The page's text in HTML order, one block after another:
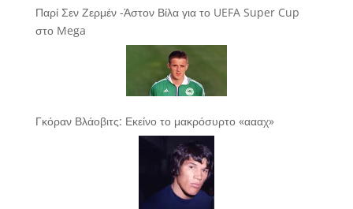
Παρί Σεν Ζερμέν -Άστον Βίλα για το UEFA Super Cup
στο Mega
Γκόραν Βλάοβιτς: Εκείνο το μακρόσυρτο «αααχ»